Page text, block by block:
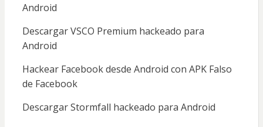
Android
Descargar VSCO Premium hackeado para
Android
Hackear Facebook desde Android con APK Falso
de Facebook
Descargar Stormfall hackeado para Android